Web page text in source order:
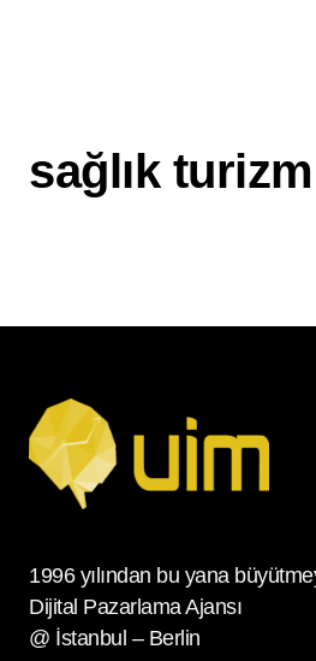
sağlık
1996 yılından bu yana
Dijital Pazarlama Ajansı
@ İstanbul – Berlin